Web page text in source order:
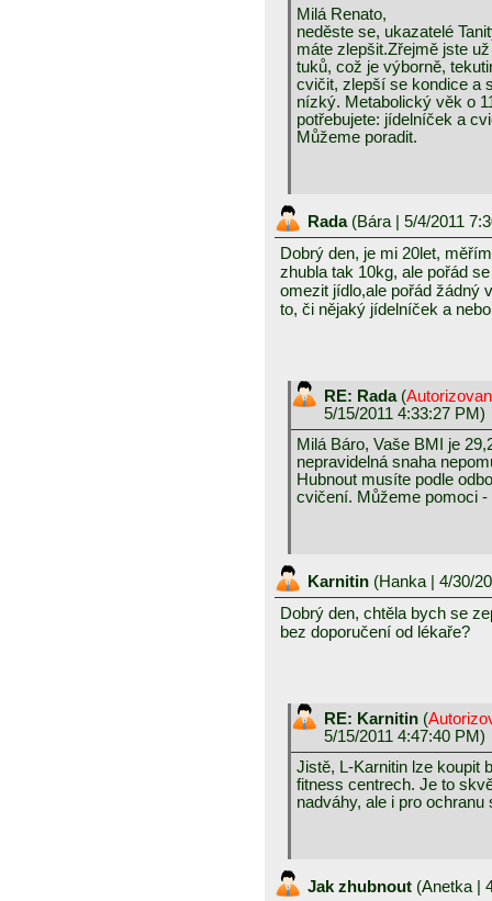
Milá Renato,
neděste se, ukazatelé
máte zlepšit.Zřejmě jste
tuků, což je výborně,
cvičit, zlepší se kondice a
nízký. Metabolický věk o
potřebujete: jídelníček a
Můžeme poradit.
Rada (Bára | 5/4/2011
Dobrý den, je mi 20let,
zhubla tak 10kg, ale pořád
omezit jídlo,ale pořád žádný
to, či nějaký jídelníček a
RE: Rada (
5/15/2011 4:33:27 PM)
Milá Báro, Vaše BMI je
nepravidelná snaha
Hubnout musíte podle
cvičení. Můžeme pomoci -
Karnitin (Hanka | 4/30/
Dobrý den, chtěla bych se
bez doporučení od lékaře?
RE: Karnitin (
5/15/2011 4:47:40 PM)
Jistě, L-Karnitin lze koupit
fitness centrech. Je to
nadváhy, ale i pro ochranu
Jak zhubnout (Anetka |